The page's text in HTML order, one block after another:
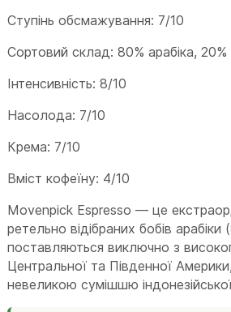
Ступінь обсмажування: 7/10
Сортовий склад: 80% арабіка,
Інтенсивність: 8/10
Насолода: 7/10
Крема: 7/10
Вміст кофеїну: 4/10
Movenpick Espresso — це
ретельно відібраних бобів
поставляються виключно з
Центральної та Південної
невеликою сумішшю